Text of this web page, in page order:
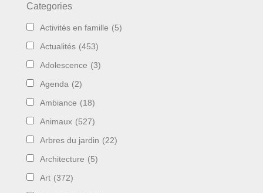
Categories
Activités en famille (5)
Actualités (453)
Adolescence (3)
Agenda (2)
Ambiance (18)
Animaux (527)
Arbres du jardin (22)
Architecture (5)
Art (372)